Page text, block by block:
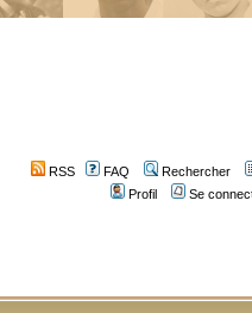
RSS FAQ
Rechercher
Profil
Se